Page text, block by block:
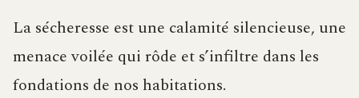
La sécheresse est une calamité silencieuse, une
menace voilée qui rôde et s’infiltre dans les
fondations de nos habitations.